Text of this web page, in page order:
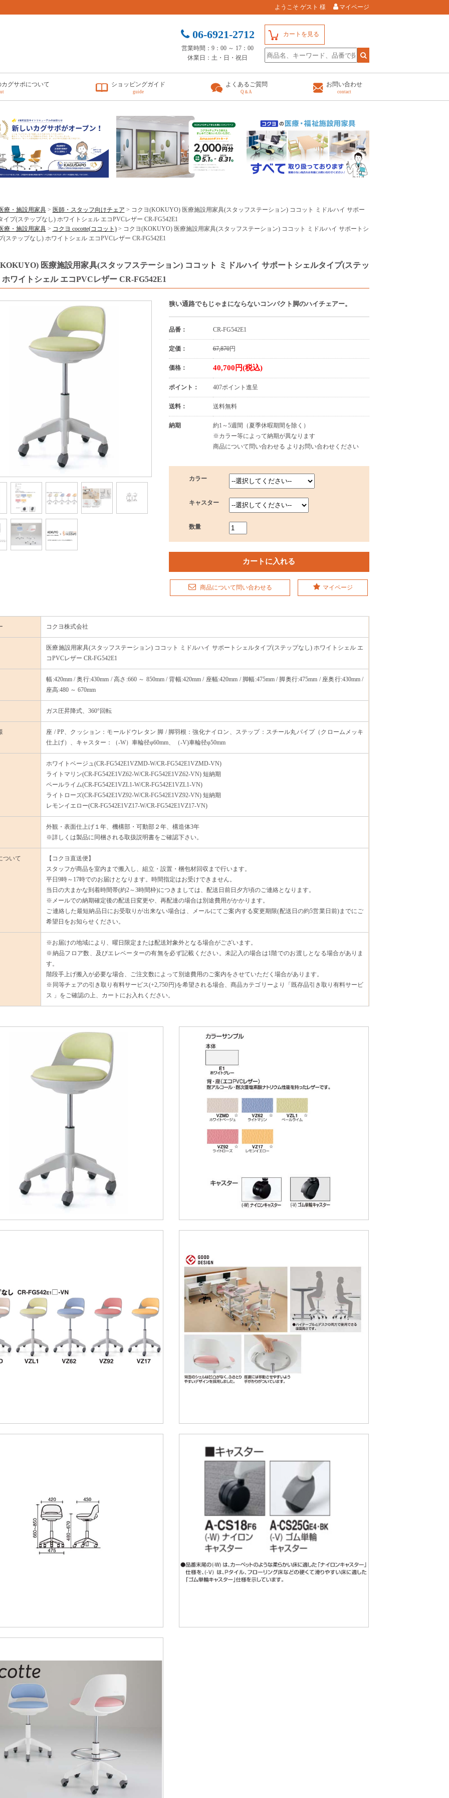
ようこそ ゲスト 様 マイページ
カートを見る
06-6921-2712
営業時間：9：00 ～ 17：00
休業日：土・日・祝日
グサポについて ショッピングガイド
guide
よくあるご質問
Q＆A
お問い合わせ
contact
療・施設用家具> 医師・スタッフ向けチェア > コクヨ(KOKUYO) 医療施設用家具(スタッフステーション) ココット ミドルハイ サポー
イプ(ステップなし) ホワイトシェル エコPVCレザー CR-FG542E1
療・施設用家具> コクヨ cocotte(ココット)> コクヨ(KOKUYO) 医療施設用家具(スタッフステーション) ココット ミドルハイ サポートシ
(ステップなし) ホワイトシェル エコPVCレザー CR-FG542E1
医療施設用家具(スタッフステーション) ココット ミドルハイ サポートシェルタイプ(ステッ
ワイトシェル エコPVCレザー CR-FG542E1
狭い通路でもじゃまにならないコンパクト脚のハイチェアー。
品番： CR-FG542E1
定価： 67,870円
価格： 40,700円(税込)
ポイント： 407ポイント進呈
送料： 送料無料
納期
約1～5週間（夏季休暇期間を除く）
※カラー等によって納期が異なります
商品について問い合わせる よりお問い合わせください
カラー
キャスター
数量
商品について問い合わせる マイページ
コクヨ株式会社
医療施設用家具(スタッフステーション) ココット ミドルハイ サポートシェルタイプ(ステップなし) ホワイトシェル エ
コPVCレザー CR-FG542E1
幅:420mm / 奥行:430mm / 高さ:660 ～ 850mm / 背幅:420mm / 座幅:420mm / 脚幅:475mm / 脚奥行:475mm / 座奥行:430mm /
座高:480 ～ 670mm
ガス圧昇降式、360°回転
座 / PP、クッション：モールドウレタン 脚 / 脚羽根：強化ナイロン、ステップ：スチール丸パイプ（クロームメッキ
仕上げ）、キャスター：（-W）車輪径φ60mm、（-V)車輪径φ50mm
ホワイトベージュ(CR-FG542E1VZMD-W/CR-FG542E1VZMD-VN)
ライトマリン(CR-FG542E1VZ62-W/CR-FG542E1VZ62-VN) 短納期
ペールライム(CR-FG542E1VZL1-W/CR-FG542E1VZL1-VN)
ライトローズ(CR-FG542E1VZ92-W/CR-FG542E1VZ92-VN) 短納期
レモンイエロー(CR-FG542E1VZ17-W/CR-FG542E1VZ17-VN)
外観・表面仕上げ１年、機構部・可動部２年、構造体3年
※詳しくは製品に同梱される取扱説明書をご確認下さい。
ついて
【コクヨ直送便】
スタッフが商品を室内まで搬入し、組立・設置・梱包材回収まで行います。
平日9時～17時でのお届けとなります。時間指定はお受けできません。
当日の大まかな到着時間帯(約2～3時間枠)につきましては、配送日前日夕方頃のご連絡となります。
※メールでの納期確定後の配送日変更や、再配達の場合は別途費用がかかります。
ご連絡した最短納品日にお受取りが出来ない場合は、メールにてご案内する変更期限(配送日の約5営業日前)までにご
希望日をお知らせください。
※お届けの地域により、曜日限定または配送対象外となる場合がございます。
※納品フロア数、及びエレベーターの有無を必ず記載ください。未記入の場合は1階でのお渡しとなる場合がありま
す。
階段手上げ搬入が必要な場合、ご注文数によって別途費用のご案内をさせていただく場合があります。
※同等チェアの引き取り有料サービス(+2,750円)を希望される場合、商品カテゴリーより「既存品引き取り有料サービ
ス 」をご確認の上、カートにお入れください。